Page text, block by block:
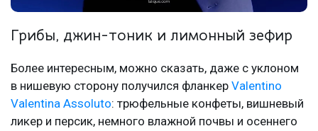
Грибы, джин-тоник и лимонный зефир
Более интересным, можно сказать, даже с уклоном
в нишевую сторону получился фланкер Valentino
Valentina Assoluto: трюфельные конфеты, вишневый
ликер и персик, немного влажной почвы и осеннего